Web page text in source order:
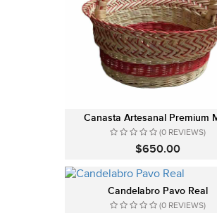
Canasta Artesanal Premium
(0 REVIEWS)
$650.00
Candelabro Pavo Real
(0 REVIEWS)